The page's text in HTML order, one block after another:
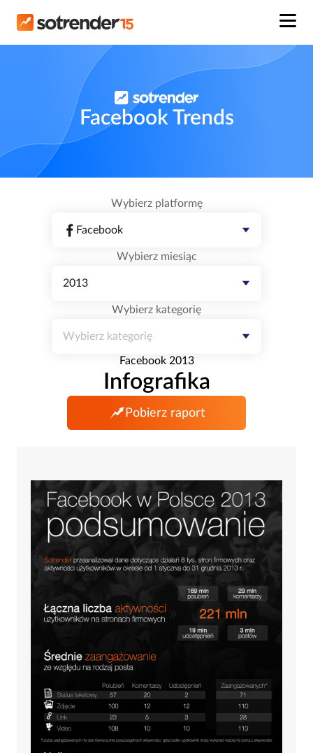
Facebook Trends
Wybierz platformę
Facebook
Wybierz miesiąc
2013
Wybierz kategorię
Wybierz kategorię
Facebook 2013
Infografika
Pobierz raport